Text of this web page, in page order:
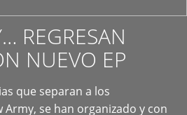
REGRESAN
NUEVO EP
que separan a los
se han organizado y con